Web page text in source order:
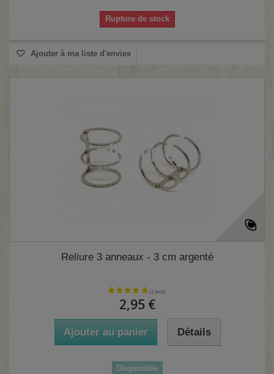
Rupture de stock
Ajouter à ma liste d'envies
Reliure 3 anneaux - 3 cm argenté
2,95 €
Ajouter au panier Détails
Disponible